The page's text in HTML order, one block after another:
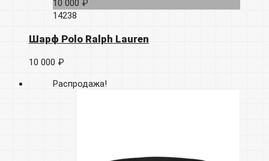
10 000 ₽
14238
Шарф Polo Ralph Lauren
10 000 ₽
Распродажа!